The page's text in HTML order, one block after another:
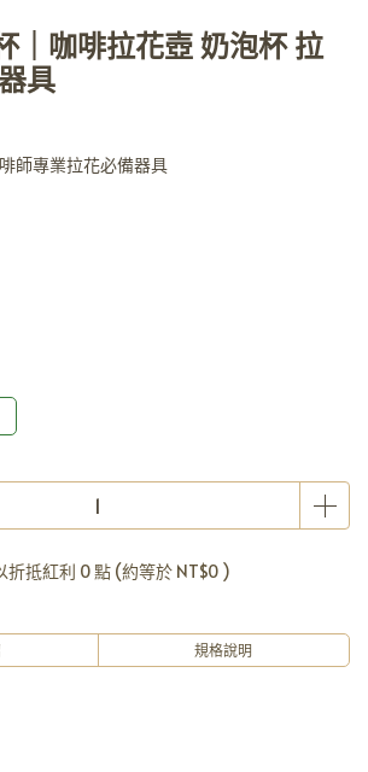
｜咖啡拉花壺 奶泡杯 拉
具
師專業拉花必備器具
折抵紅利 0點 (約等於 NT$0 )
規格說明